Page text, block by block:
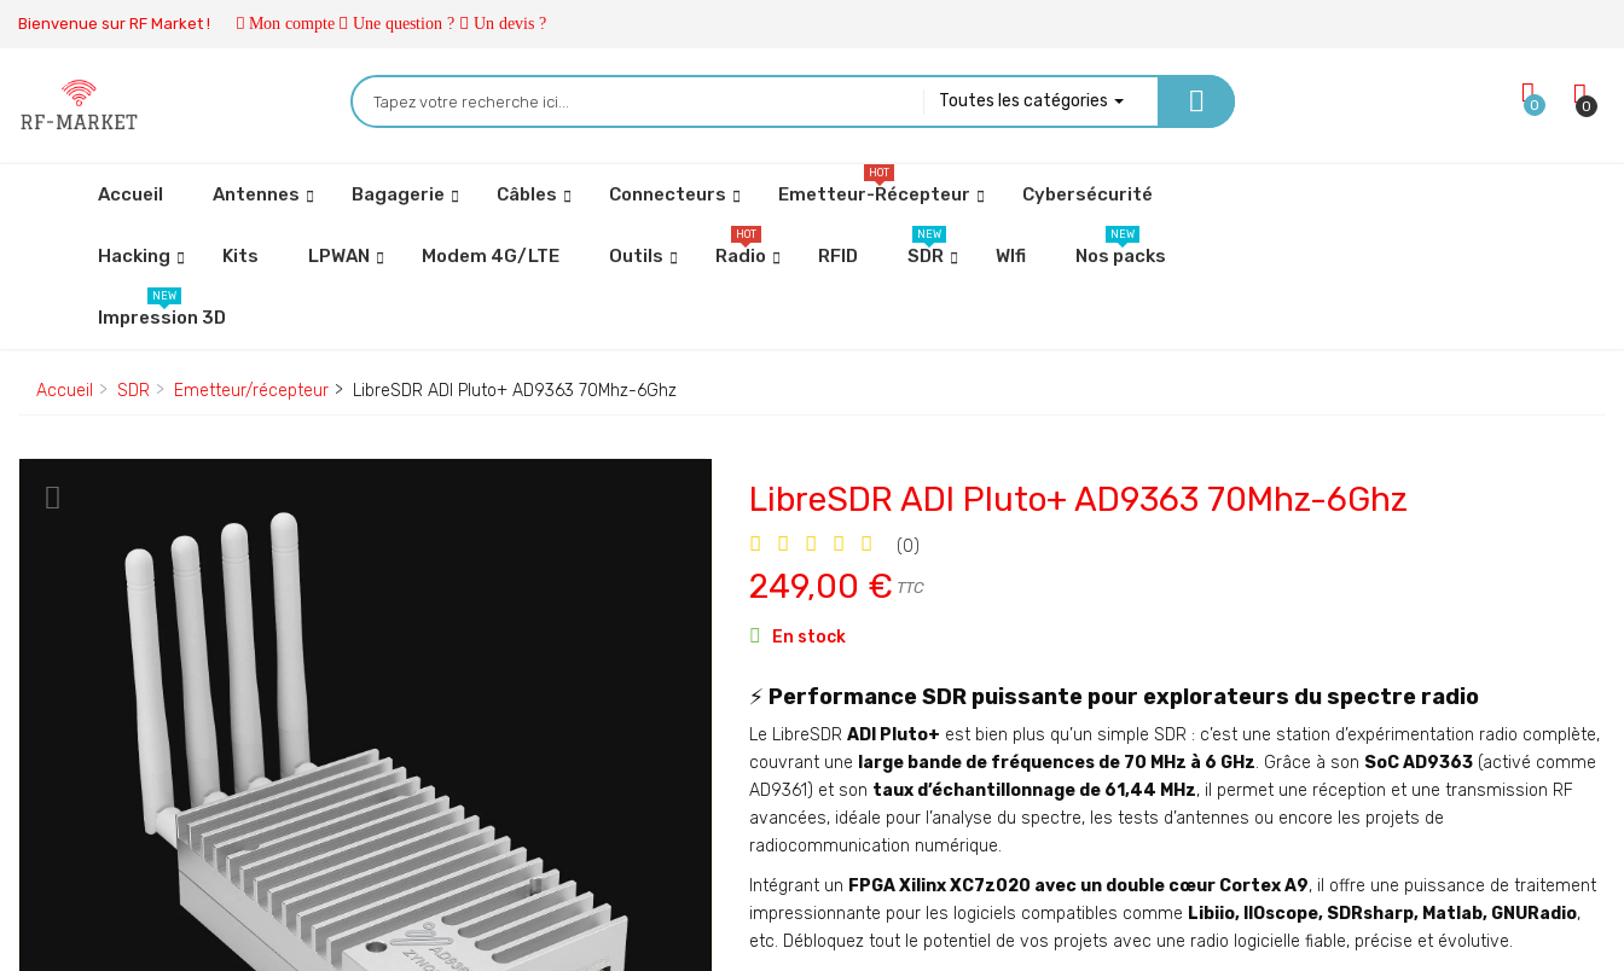
Bienvenue sur RF Market ! Mon compte Une question ? Un devis ?
Toutes les catégories 0 0
Accueil Antennes Bagagerie Câbles Connecteurs Emetteur-Récepteur
HOT
Cybersécurité
Hacking Kits LPWAN Modem 4G/LTE Outils Radio
HOT
RFID SDR
NEW
WIfi Nos packs
NEW
Impression 3D
NEW
Accueil SDR Emetteur/récepteur LibreSDR ADI Pluto+ AD9363 70Mhz-6Ghz
LibreSDR ADI Pluto+ AD9363 70Mhz-6Ghz
(0)
249,00 € TTC
 En stock
⚡ Performance SDR puissante pour explorateurs du spectre radio
Le LibreSDR ADI Pluto+ est bien plus qu’un simple SDR : c’est une station d’expérimentation radio complète,
couvrant une large bande de fréquences de 70 MHz à 6 GHz. Grâce à son SoC AD9363(activé comme
AD9361) et son taux d’échantillonnage de 61,44 MHz, il permet une réception et une transmission RF
avancées, idéale pour l’analyse du spectre, les tests d’antennes ou encore les projets de
radiocommunication numérique.
Intégrant un FPGA Xilinx XC7z020 avec un double cœur Cortex A9, il offre une puissance de traitement
impressionnante pour les logiciels compatibles comme Libiio, IIOscope, SDRsharp, Matlab, GNURadio,
etc. Débloquez tout le potentiel de vos projets avec une radio logicielle fiable, précise et évolutive.